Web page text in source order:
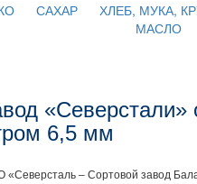
САХАР
ХЛЕБ, МУКА,
МАСЛО
«Северстали»
6,5 мм
– Сортовой завод